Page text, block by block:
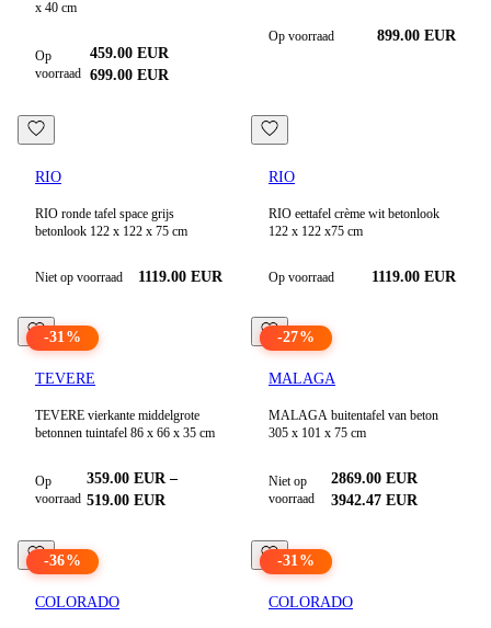
x 40 cm
Op
voorraad
459.00 EUR
699.00 EUR
Op voorraad 899.00 EUR
RIO
RIO ronde tafel space grijs
betonlook 122 x 122 x 75 cm
Niet op voorraad 1119.00 EUR
RIO
RIO eettafel crème wit betonlook
122 x 122 x75 cm
Op voorraad 1119.00 EUR
-31%
TEVERE
TEVERE vierkante middelgrote
betonnen tuintafel 86 x 66 x 35 cm
Op
voorraad
359.00 EUR –
519.00 EUR
-27%
MALAGA
MALAGA buitentafel van beton
305 x 101 x 75 cm
Niet op
voorraad
2869.00 EUR
3942.47 EUR
-36%
COLORADO
-31%
COLORADO